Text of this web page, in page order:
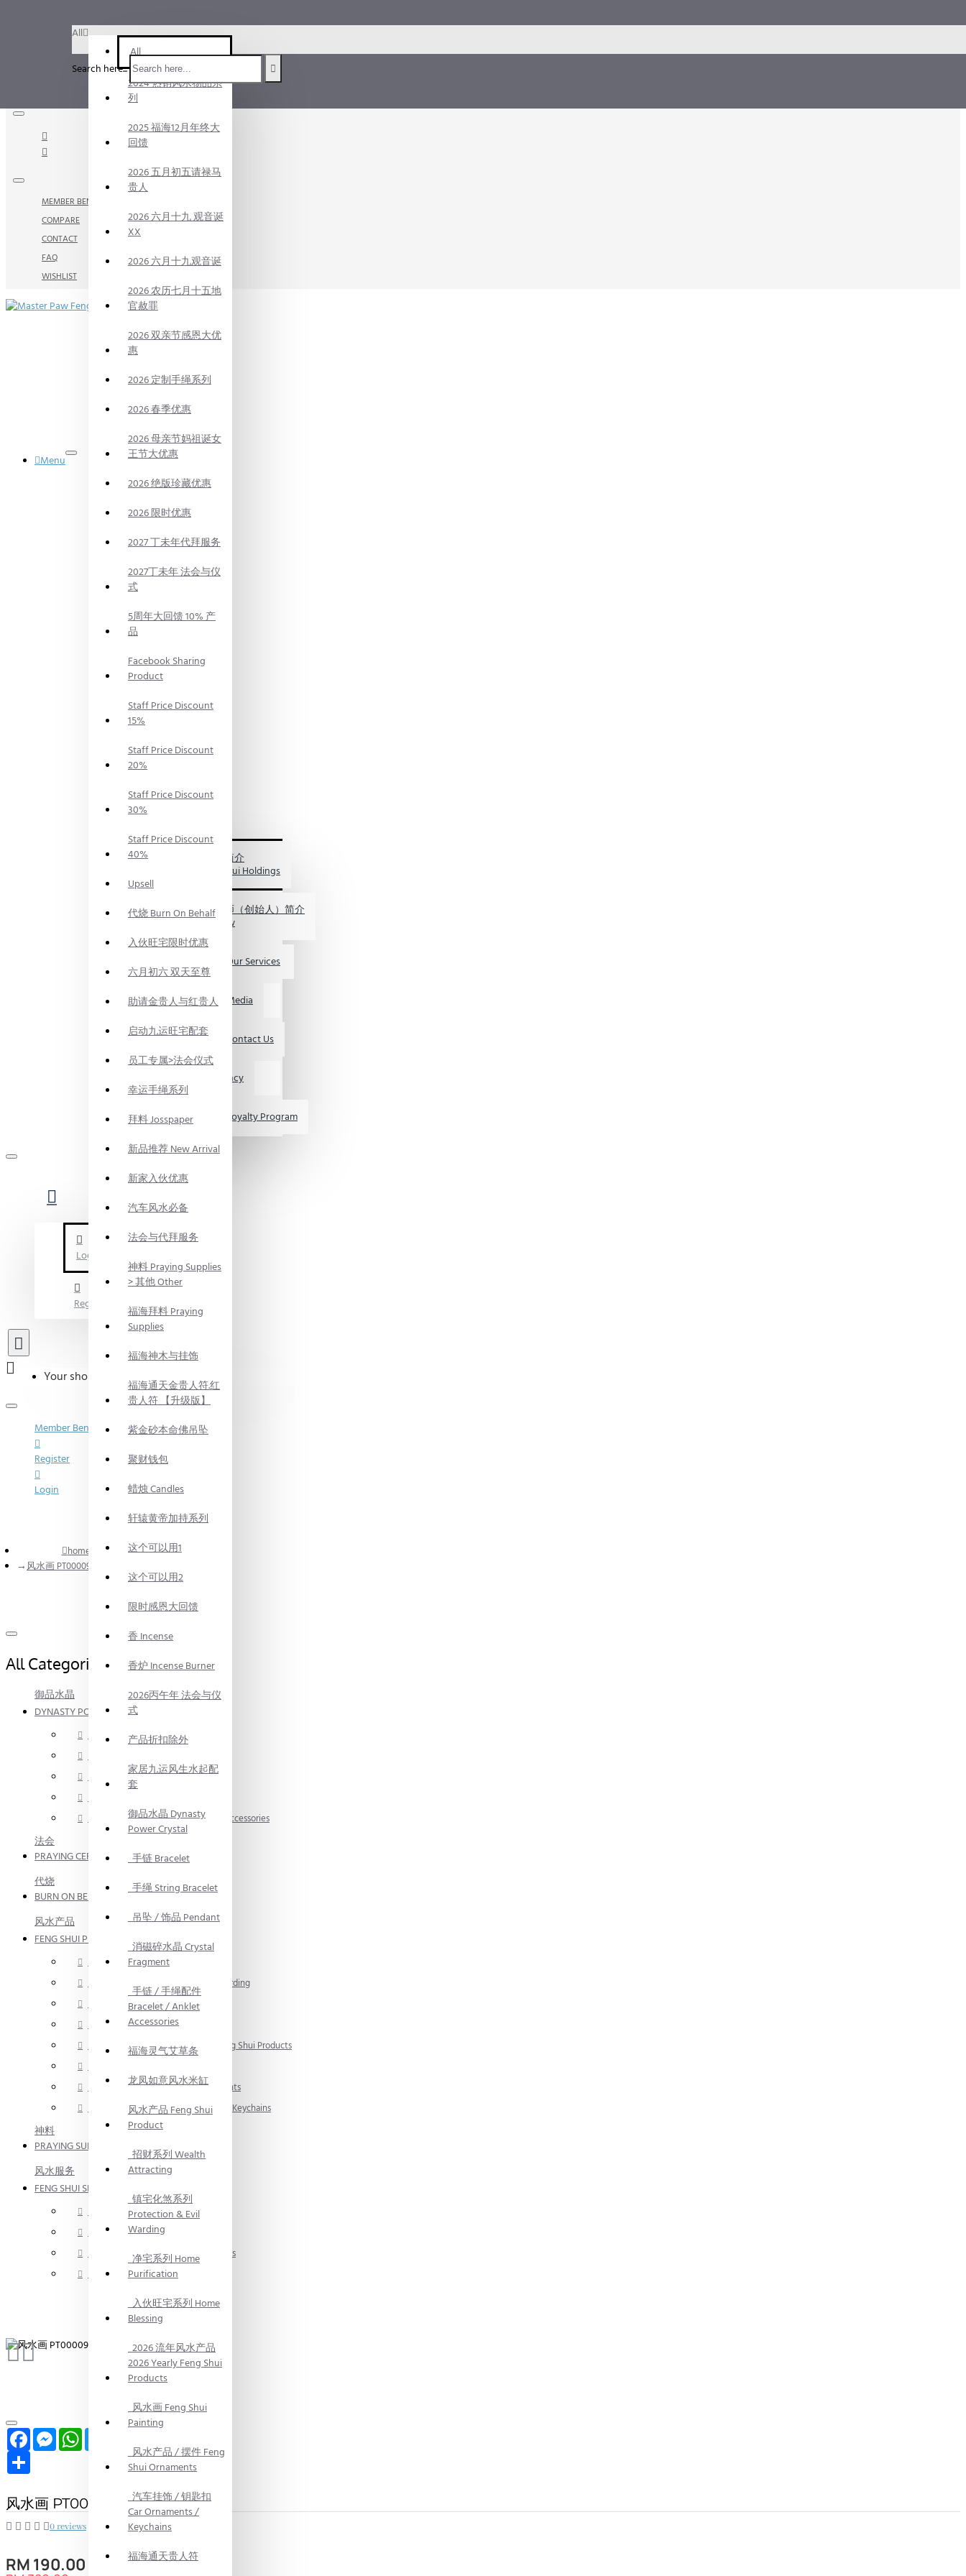
MEMBER BENEFITS
COMPARE
CONTACT
FAQ
WISHLIST
Menu
DYNASTY
CRYSTAL
PRAYING
ON
风水产品
FENG SHUI
PRAYING
风水服
务
SERVICES
风水资
INFO
ABOUT
福海集团简介
My FengShui Holdings
鲍一凡老师（创始人）简介
Master Paw
服务介绍 Our Services
媒体资讯 Media
联系我们 Contact Us
求职 Vacancy
会员制度 Loyalty Program
Login
Register
All
All
2024 热销风水物品系
列
2025 福海12月年终大
回馈
2026 五月初五请禄马
贵人
2026 六月十九 观音诞
XX
2026 六月十九观音诞
2026 农历七月十五地
官赦罪
2026 双亲节感恩大优
惠
2026 定制手绳系列
2026 春季优惠
2026 母亲节妈祖诞女
王节大优惠
2026 绝版珍藏优惠
2026 限时优惠
2027 丁未年代拜服务
2027丁未年 法会与仪
式
5周年大回馈 10% 产
品
Facebook Sharing
Product
Staff Price Discount
15%
Staff Price Discount
20%
Staff Price Discount
30%
Staff Price Discount
40%
Upsell
代烧 Burn On Behalf
入伙旺宅限时优惠
六月初六 双天至尊
助请金贵人与红贵人
启动九运旺宅配套
员工专属>法会仪式
幸运手绳系列
拜料 Josspaper
新品推荐 New Arrival
新家入伙优惠
汽车风水必备
法会与代拜服务
神料 Praying Supplies
> 其他 Other
福海拜料 Praying
Supplies
福海神木与挂饰
福海通天金贵人符.红
贵人符 【升级版】
紫金砂本命佛吊坠
聚财钱包
蜡烛 Candles
轩辕黄帝加持系列
这个可以用1
这个可以用2
限时感恩大回馈
香 Incense
香炉 Incense Burner
2026丙午年 法会与仪
式
产品折扣除外
家居九运风生水起配
套
御品水晶 Dynasty
Power Crystal
手链 Bracelet
手绳 String Bracelet
吊坠 / 饰品 Pendant
消磁碎水晶 Crystal
Fragment
手链 / 手绳配件
Bracelet / Anklet
Accessories
福海灵气艾草条
龙凤如意风水米缸
风水产品 Feng Shui
Product
招财系列 Wealth
Attracting
镇宅化煞系列
Protection & Evil
Warding
净宅系列 Home
Purification
入伙旺宅系列 Home
Blessing
2026 流年风水产品
2026 Yearly Feng Shui
Products
风水画 Feng Shui
Painting
风水产品 / 摆件 Feng
Shui Ornaments
汽车挂饰 / 钥匙扣
Car Ornaments /
Keychains
福海通天贵人符
Search here...
Your shopping cart is empty!
Member Benefits
Register
Login
home
风水画 PT00009 : 万物登明
All Categories
御品水晶
DYNASTY POWER CRYSTAL
手链 Bracelet
吊坠 / 饰品 Pendant
手链 / 手绳配件 Bracelet / Anklet Accessories
法会
PRAYING CEREMONY
代烧
BURN ON BEHALF
风水产品
FENG SHUI PRODUCT
招财系列 Wealth Attracting
镇宅化煞系列 Protection & Evil Warding
净宅系列 Home Purification
入伙旺宅系列 Home Blessing
2026 流年风水产品 2026 Yearly Feng Shui Products
风水产品 / 摆件 Feng Shui Ornaments
汽车挂饰 / 钥匙扣 Car Ornaments / Keychains
神料
PRAYING SUPPLIES
风水服务
FENG SHUI SERVICE
风水服务 Feng Shui Services
取名服务 Naming Services
命理服务 Chinese Astrology Services
择日服务 Date Selection services
FacebookMessengerWhatsApp
风水画 PT00009 : 万物登明
0 reviews Write a review
RM 190.00